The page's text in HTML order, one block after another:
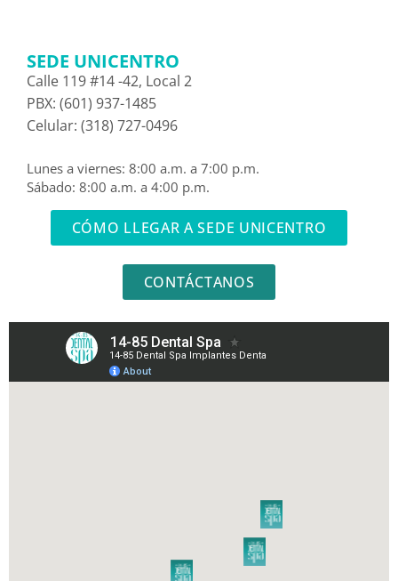
SEDE UNICENTRO
Calle 119 #14 -42, Local 2
PBX: (601) 937-1485
Celular: (318) 727-0496
Lunes a viernes: 8:00 a.m. a 7:00 p.m.
Sábado: 8:00 a.m. a 4:00 p.m.
CÓMO LLEGAR A SEDE UNICENTRO
CONTÁCTANOS